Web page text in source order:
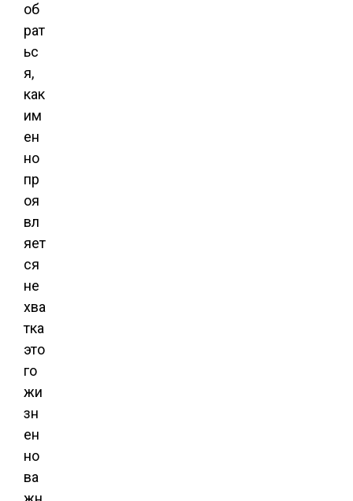
об
рат
ьс
я,
как
им
ен
но
пр
оя
вл
яет
ся
не
хва
тка
это
го
жи
зн
ен
но
ва